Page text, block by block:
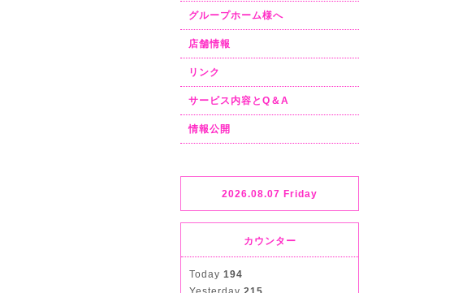
グループホーム様へ
店舗情報
リンク
サービス内容とQ＆A
情報公開
2026.08.07 Friday
カウンター
Today 194